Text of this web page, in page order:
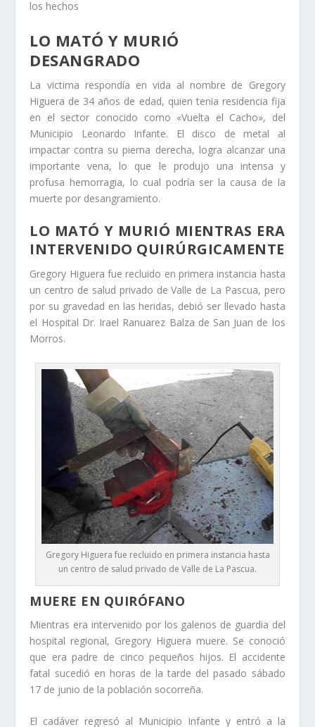
los hechos
LO MATÓ Y MURIÓ
DESANGRADO
La victima respondía en vida al nombre de Gregory
Higuera de 34 años de edad, quien tenia residencia fija
en el sector conocido como «Vuelta el Cacho», del
Municipio Leonardo Infante. El disco de metal al
impactar contra su pierna derecha, logra alcanzar una
importante vena, lo que le produjo una intensa y
profusa hemorragia, lo cual podría ser la causa de la
muerte por desangramiento.
LO MATÓ Y MURIÓ MIENTRAS ERA
INTERVENIDO QUIRÚRGICAMENTE
Gregory Higuera fue recluido en primera instancia hasta
un centro de salud privado de Valle de La Pascua, pero
por su gravedad en las heridas, debió ser llevado hasta
el Hospital Dr. Irael Ranuarez Balza de San Juan de los
Morros.
Gregory Higuera fue recluido en primera instancia hasta
un centro de salud privado de Valle de La Pascua.
MUERE EN QUIRÓFANO
Mientras era intervenido por los galenos de guardia del
hospital regional, Gregory Higuera muere. Se conoció
que era padre de cinco pequeños hijos. El accidente
fatal sucedió en horas de la tarde del pasado sábado
17 de junio de la población socorreña.
El cadáver regresó al Municipio Infante y entró a la